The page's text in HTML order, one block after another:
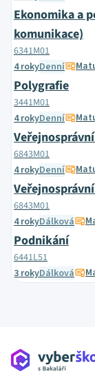
Ekonomika a
komunikace)
6341M01
4 rokyDenní
Polygrafie
3441M01
4 rokyDenní
6843M01
4 rokyDenní
6843M01
4 rokyDálková
Podnikání
6441L51
3 rokyDálková